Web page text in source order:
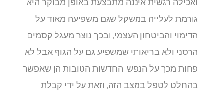
גורמת לעלייה במשקל שגם משפיעה מאוד על
הדימוי והביטחון העצמי, ובכך נוצר מעגל קסמים
הרסני ולא בריאותי שמשפיע גם על הגוף אבל לא
פחות מכך על הנפש. החדשות הטובות הן שאפשר
בהחלט לטפל במצב הזה, וזאת על ידי קבלת